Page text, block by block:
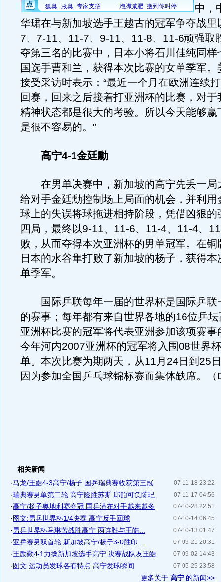
中，
华珺在与新加坡选手王越古的冠军争夺战
7、7-11、11-7、9-11、11-8、11-6顽强取
夺第三名的比赛中，日本小将石川佳纯同样
国选手曹和兰，获得本次比赛的女单季军。
接受采访时表示：“最近一个月在欧洲连续
回赛，回来之后接着打亚洲杯的比赛，对于
精神状态都是很大的考验。所以今天能够赢
是很不容易的。”
高宁4-1金廷勳
在男单决赛中，新加坡的高宁先丢一局
给对手金廷勳控制场上局面的机会，并利用
球上的失误将球拖进相持阶段，凭借凶狠的
四局，最终以9-11、11-6、11-4、11-4、
败，从而夺得本次亚洲杯的男单冠军。在铜
日本的水谷隼打败了新加坡的杨子，获得本
单季军。
国际乒联每年一届的世界杯是国际乒联
的赛事；每年都有来自世界各地的16位乒
亚洲杯比赛的冠军将代表亚洲参加该项赛事
今年河内2007亚洲杯的冠军将入围08世界
单。本次比赛为期两天，从11月24日到25
因为参加全国乒乓球锦标赛而集体缺席。（
相关新闻
07-11-18 23:22
·马龙/王皓4-3高宁/杨子 国乒瑞典赛收获第三冠
07-11-17 04:56
·瑞典赛男单第二轮:高宁险胜苏斯 邱贻可负陈玘
07-10-28 22:51
·高宁/杨子奥地利赛夺冠 国乒潜在对手越来越多
07-10-14 06:45
·图文:男乒世界杯1/4决赛 高宁反手回球
07-10-13 01:47
·男乒世界杯马琳苦战胜高宁 两连胜与王皓...
07-09-21 20:31
·亚乒赛男双首轮 新加坡高宁/杨子3-0胜印...
07-09-02 14:43
·王励勤4-1力擒新加坡选手高宁 决赛战队友王皓
07-05-25 23:58
·图文:运动员发球各有特点 高宁发球瞬间
更多关于 高宁 的新闻>>